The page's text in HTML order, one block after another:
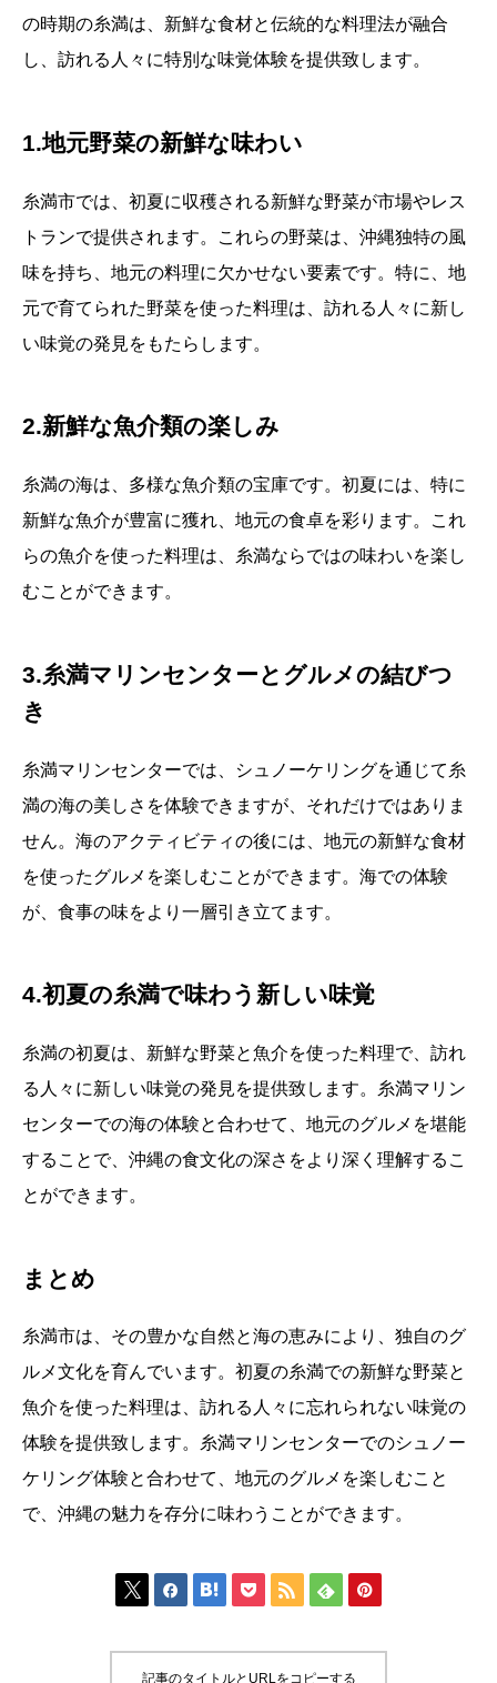
の時期の糸満は、新鮮な食材と伝統的な料理法が融合
し、訪れる人々に特別な味覚体験を提供致します。
1.地元野菜の新鮮な味わい
糸満市では、初夏に収穫される新鮮な野菜が市場やレス
トランで提供されます。これらの野菜は、沖縄独特の風
味を持ち、地元の料理に欠かせない要素です。特に、地
元で育てられた野菜を使った料理は、訪れる人々に新し
い味覚の発見をもたらします。
2.新鮮な魚介類の楽しみ
糸満の海は、多様な魚介類の宝庫です。初夏には、特に
新鮮な魚介が豊富に獲れ、地元の食卓を彩ります。これ
らの魚介を使った料理は、糸満ならではの味わいを楽し
むことができます。
3.糸満マリンセンターとグルメの結びつ
き
糸満マリンセンターでは、シュノーケリングを通じて糸
満の海の美しさを体験できますが、それだけではありま
せん。海のアクティビティの後には、地元の新鮮な食材
を使ったグルメを楽しむことができます。海での体験
が、食事の味をより一層引き立てます。
4.初夏の糸満で味わう新しい味覚
糸満の初夏は、新鮮な野菜と魚介を使った料理で、訪れ
る人々に新しい味覚の発見を提供致します。糸満マリン
センターでの海の体験と合わせて、地元のグルメを堪能
することで、沖縄の食文化の深さをより深く理解するこ
とができます。
まとめ
糸満市は、その豊かな自然と海の恵みにより、独自のグ
ルメ文化を育んでいます。初夏の糸満での新鮮な野菜と
魚介を使った料理は、訪れる人々に忘れられない味覚の
体験を提供致します。糸満マリンセンターでのシュノー
ケリング体験と合わせて、地元のグルメを楽しむこと
で、沖縄の魅力を存分に味わうことができます。
      
記事のタイトルとURLをコピーする